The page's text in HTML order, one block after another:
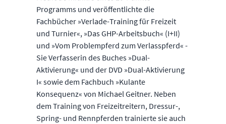
Programms und veröffentlichte die
Fachbücher »Verlade-Training für Freizeit
und Turnier«, »Das GHP-Arbeitsbuch« (I+II)
und »Vom Problempferd zum Verlasspferd« -
Sie Verfasserin des Buches »Dual-
Aktivierung« und der DVD »Dual-Aktivierung
I« sowie dem Fachbuch »Kulante
Konsequenz« von Michael Geitner. Neben
dem Training von Freizeitreitern, Dressur-,
Spring- und Rennpferden trainierte sie auch